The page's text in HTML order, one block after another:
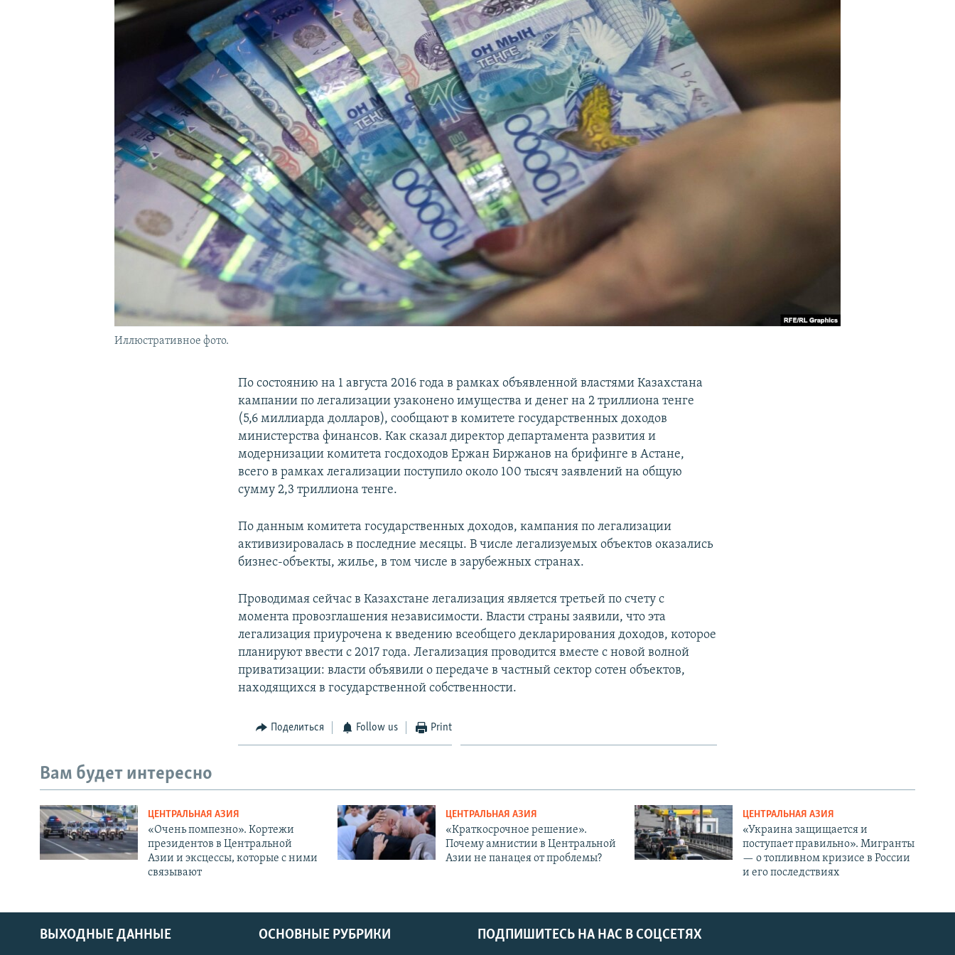
Иллюстративное фото.
По состоянию на 1 августа 2016 года в рамках объявленной властями Казахстана
кампании по легализации узаконено имущества и денег на 2 триллиона тенге
(5,6 миллиарда долларов), сообщают в комитете государственных доходов
министерства финансов. Как сказал директор департамента развития и
модернизации комитета госдоходов Ержан Биржанов на брифинге в Астане,
всего в рамках легализации поступило около 100 тысяч заявлений на общую
сумму 2,3 триллиона тенге.
По данным комитета государственных доходов, кампания по легализации
активизировалась в последние месяцы. В числе легализуемых объектов оказались
бизнес-объекты, жилье, в том числе в зарубежных странах.
Проводимая сейчас в Казахстане легализация является третьей по счету с
момента провозглашения независимости. Власти страны заявили, что эта
легализация приурочена к введению всеобщего декларирования доходов, которое
планируют ввести с 2017 года. Легализация проводится вместе с новой волной
приватизации: власти объявили о передаче в частный сектор сотен объектов,
находящихся в государственной собственности.
Поделиться Follow us Print
Вам будет интересно
ЦЕНТРАЛЬНАЯ АЗИЯ
«Очень помпезно». Кортежи
президентов в Центральной
Азии и эксцессы, которые с ними
связывают
ЦЕНТРАЛЬНАЯ АЗИЯ
«Краткосрочное решение».
Почему амнистии в Центральной
Азии не панацея от проблемы?
ЦЕНТРАЛЬНАЯ АЗИЯ
«Украина защищается и
поступает правильно». Мигранты
— о топливном кризисе в России
и его последствиях
ПОДПИШИТЕСЬ НА НАС В СОЦСЕТЯХ
ВЫХОДНЫЕ ДАННЫЕ ОСНОВНЫЕ РУБРИКИ